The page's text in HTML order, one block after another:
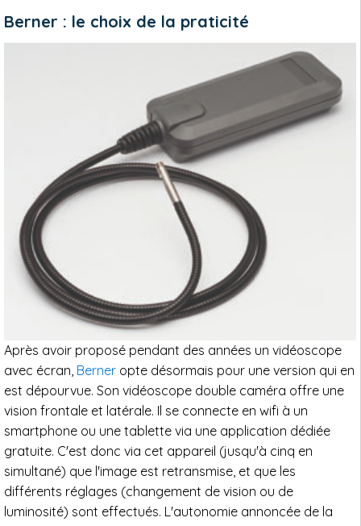
Berner : le choix de la praticité
Après avoir proposé pendant des années un vidéoscope
avec écran, Berner opte désormais pour une version qui en
est dépourvue. Son vidéoscope double caméra offre une
vision frontale et latérale. Il se connecte en wifi à un
smartphone ou une tablette via une application dédiée
gratuite. C'est donc via cet appareil (jusqu'à cinq en
simultané) que l'image est retransmise, et que les
différents réglages (changement de vision ou de
luminosité) sont effectués. L'autonomie annoncée de la